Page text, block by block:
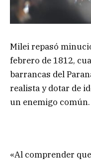
Milei repasó
febrero de 1812,
barrancas del
realista y dotar de
un enemigo común.
«Al comprender